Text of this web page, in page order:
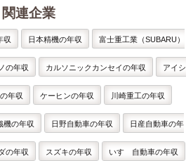
関連企業
収 日本精機の年収 富士重工業（SUBARU）
の年収 カルソニックカンセイの年収 アイシ
年収 ケーヒンの年収 川崎重工の年収
機の年収 日野自動車の年収 日産自動車の年
の年収 スズキの年収 いすゞ自動車の年収